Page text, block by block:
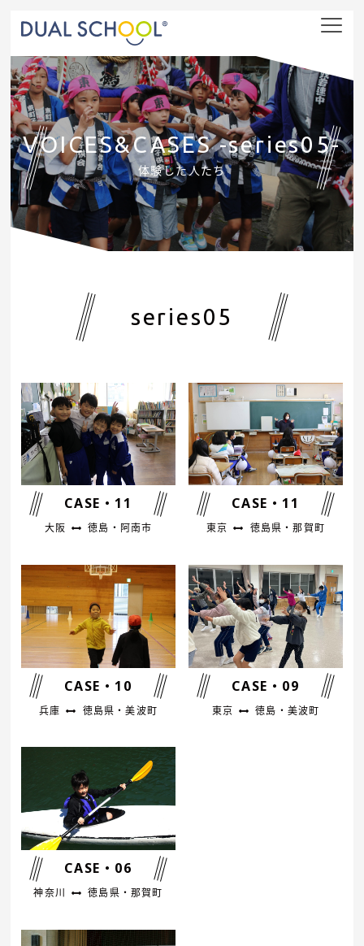
nav
VOICES&CASES -series05-
体験した人たち
series05
CASE・11
大阪 徳島・阿南市
CASE・11
東京 徳島県・那賀町
CASE・10
兵庫 徳島県・美波町
CASE・09
東京 徳島・美波町
CASE・06
神奈川 徳島県・那賀町